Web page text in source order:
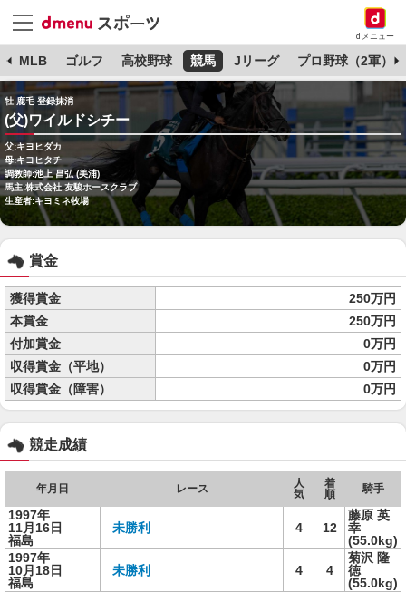
dメニュー
MLB ゴルフ 高校野球 競馬 Jリーグ プロ野球（2軍）
牡 鹿毛 登録抹消
(父)ワイルドシチー
父:キヨヒダカ
母:キヨヒタチ
調教師:池上 昌弘 (美浦)
馬主:株式会社 友駿ホースクラブ
生産者:キヨミネ牧場
賞金
獲得賞金
250万円
本賞金
250万円
付加賞金
0万円
収得賞金（平地）
0万円
収得賞金（障害）
0万円
競走成績
年月日 レース
人
気
着
順
騎手
1997年
11月16日
福島
未勝利 4 12
藤原 英
幸
(55.0kg)
1997年
10月18日
福島
未勝利 4 4
菊沢 隆
徳
(55.0kg)